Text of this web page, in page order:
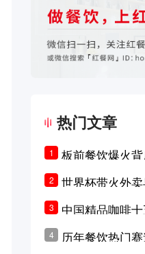
热门文章
1
板前餐饮爆火
是徒有其表的
2
世界杯带火外
3
中国精品咖啡
ner、M Stand
实？
4
历年餐饮热门